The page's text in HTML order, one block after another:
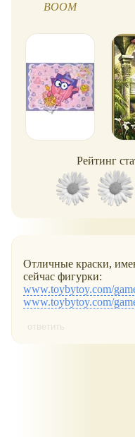
BOOM
Рейтинг
Отличные краски,
сейчас фигурки:
www.toybytoy.com/
www.toybytoy.com/
ответить